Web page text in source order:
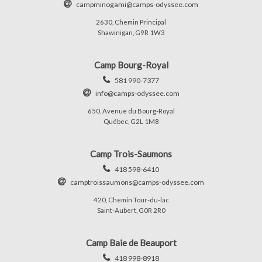
campminogami@camps-odyssee.com
2630, Chemin Principal
Shawinigan, G9R 1W3
Camp Bourg-Royal
581 990-7377
info@camps-odyssee.com
650, Avenue du Bourg-Royal
Québec, G2L 1M8
Camp Trois-Saumons
418 598-6410
camptroissaumons@camps-odyssee.com
420, Chemin Tour-du-lac
Saint-Aubert, G0R 2R0
Camp Baie de Beauport
418 998-8918